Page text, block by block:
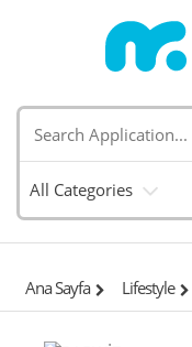
All Categories
Ana Sayfa Lifestyle